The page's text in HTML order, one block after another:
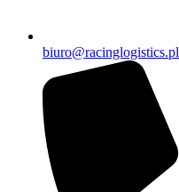
biuro@racinglogistics.pl